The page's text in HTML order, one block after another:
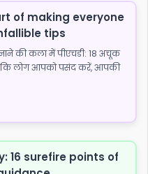
of making everyone
tips
की कला में पीएचडी: 18 अचूक
कि लोग आपको पसंद करें, आपकी
16 surefire points of